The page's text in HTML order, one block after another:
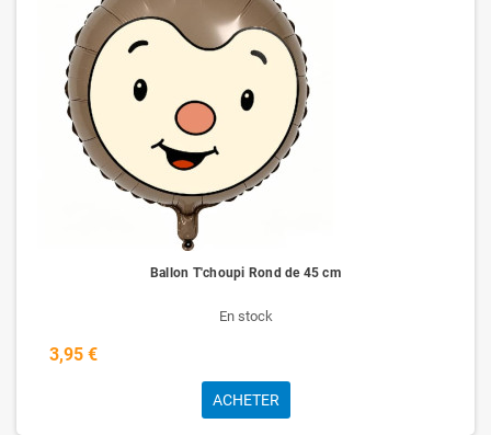
Ballon T'choupi Rond de 45 cm
En stock
3,95 €
ACHETER